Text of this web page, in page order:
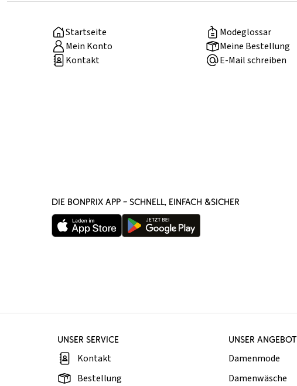
Startseite
Modeglossar
Mein Konto
Meine Bestellung
Kontakt
E-Mail schreiben
DIE BONPRIX APP – SCHNELL, EINFACH &SICHER
UNSER SERVICE
Kontakt
Bestellung
UNSER ANGEBOT
Damenmode
Damenwäsche